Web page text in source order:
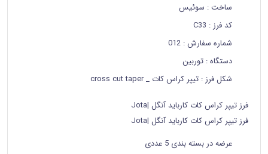
ساخت : سوئیس
کد فرز : C33
شماره سفارش: 012
دستگاه: توربین
شکل فرز : تیپر کراس کات _ cross cut taper
فرز تیپر کراس کات کارباید آنگل |Jota
فرز تیپر کراس کات کارباید آنگل |Jota
عرضه در بسته بندی 5 عددی